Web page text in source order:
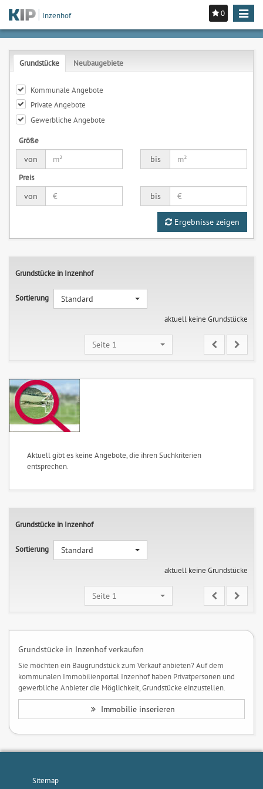
0
Toggle
Inzenhof
Grundstücke Neubaugebiete
Kommunale Angebote
Private Angebote
Gewerbliche Angebote
Größe
von
bis
Preis
von
bis
Ergebnisse zeigen
Grundstücke in Inzenhof
Sortierung
Standard
aktuell keine Grundstücke
Seite 1
Aktuell gibt es keine Angebote, die ihren Suchkriterien
entsprechen.
Grundstücke in Inzenhof
Sortierung
Standard
aktuell keine Grundstücke
Seite 1
Grundstücke in Inzenhof verkaufen
Sie möchten ein Baugrundstück zum Verkauf anbieten? Auf dem
kommunalen Immobilienportal Inzenhof haben Privatpersonen und
gewerbliche Anbieter die Möglichkeit, Grundstücke einzustellen.
Immobilie inserieren
Sitemap